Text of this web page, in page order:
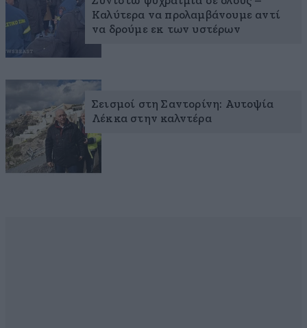
Καλύτερα να προλαμβάνουμε αντί
να δρούμε εκ των υστέρων
Σεισμοί στη Σαντορίνη: Αυτοψία
Λέκκα στην καλντέρα